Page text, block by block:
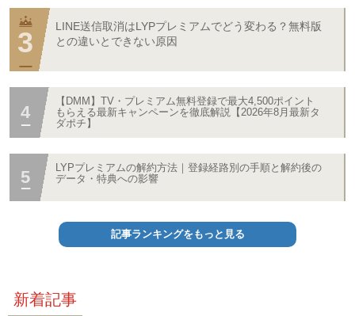
LINE送信取消はLYPプレミアムでどう変わる？無料版
との違いとできない原因
【DMM】TV・プレミアム無料登録で最大4,500ポイント
もらえる最新キャンペーンを徹底解説【2026年8月最新タ
ダポチ】
LYPプレミアムの解約方法｜登録経路別の手順と解約後の
データ・特典への影響
記事ランキングをもっと見る
新着記事